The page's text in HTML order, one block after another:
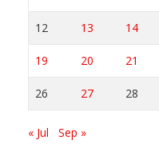
12 13 14
19 20 21
26 27 28